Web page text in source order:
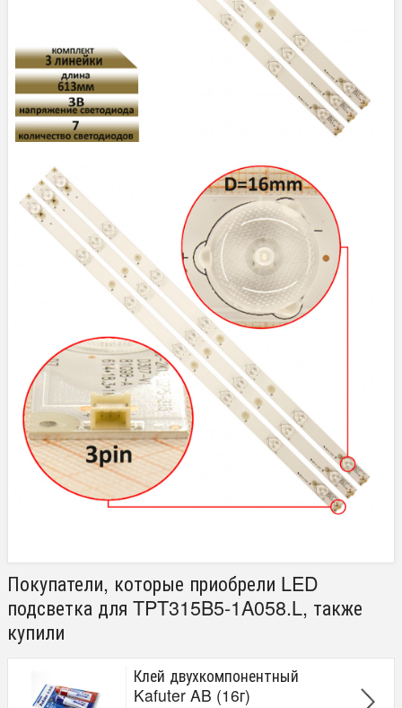
Покупатели, которые приобрели LED
подсветка для TPT315B5-1A058.L, также
купили
Клей двухкомпонентный
Kafuter AB (16г)